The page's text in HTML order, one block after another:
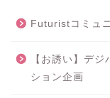
Futuristコミュ
【お誘い】デ
ション企画